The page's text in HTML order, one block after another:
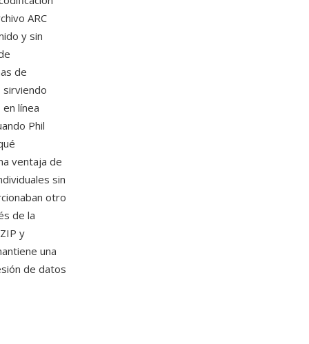
ARC
y sin
de
sirviendo
línea
Phil
ventaja de
sin
otro
de la
y
una
de datos